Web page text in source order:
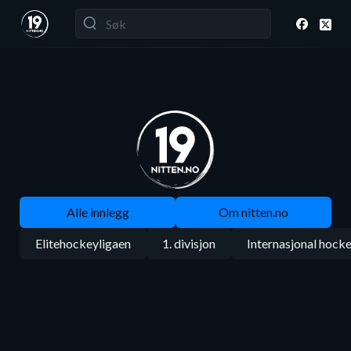
Alle innlegg Om nitten.no
Elitehockeyligaen 1. divisjon Internasjonal